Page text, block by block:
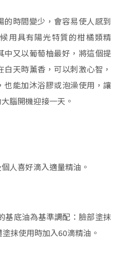
時間變少，會容易使人感到
用具有陽光特質的柑橘類精
又以葡萄柚最好，將這個提
天時薰香，可以刺激心智，
能加沐浴膠或泡澡使用，讓
腦開機迎接一天。
人喜好滴入適量精油。
基底油為基準調配：臉部塗抹
抹使用時加入60滴精油。